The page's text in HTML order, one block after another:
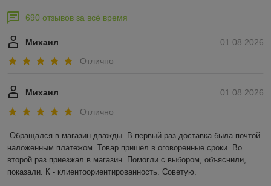
690 отзывов за всё время
01.08.2026
Михаил
Отлично
01.08.2026
Михаил
Отлично
Обращался в магазин дважды. В первый раз доставка была почтой
наложенным платежом. Товар пришел в оговоренные сроки. Во
второй раз приезжал в магазин. Помогли с выбором, объяснили,
показали. К - клиентоориентированность. Советую.